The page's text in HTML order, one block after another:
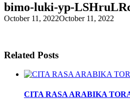
bimo-luki-yp-
October 11, 2022October 11, 2022
Related Posts
CITA RASA ARABIKA